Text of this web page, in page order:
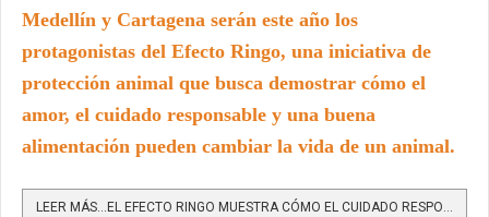
Medellín y Cartagena serán este año los
protagonistas del Efecto Ringo, una iniciativa de
protección animal que busca demostrar cómo el
amor, el cuidado responsable y una buena
alimentación pueden cambiar la vida de un animal.
LEER MÁS…EL EFECTO RINGO MUESTRA CÓMO EL CUIDADO RESPONSABLE TRANSFORMA LA VIDA DE PERROS RESCATADOS EN...